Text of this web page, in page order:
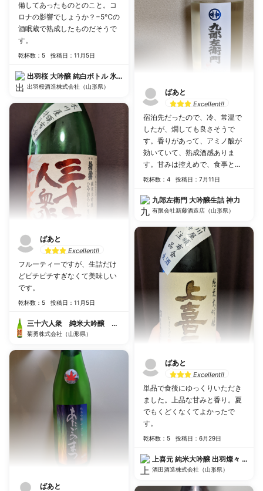
備してあったものとのこと。コ
ロナの影響でしょうか？−5℃の
酒眠蔵で熟成したものだそうで
す。
乾杯数：5 投稿日：11月5日
出羽桜 大吟醸 純白ボトル 氷温熟成 山田錦48
出羽桜酒造株式会社（山形県）
ばあと
Excellent!!
フルーティーですが、生詰だけ
どピチピチすぎなくて美味しい
です。
乾杯数：5 投稿日：11月5日
三十六人衆 純米大吟醸 ひやおろし
菊勇株式会社（山形県）
ばあと
ばあと
Excellent!!
宿泊先だったので、冷、常温で
したが、燗しても良さそうで
す。香りがあって、アミノ酸が
効いていて、熟成酒感ありま
す。甘みは控えめで、食事とも
合わせやすいと思います。
乾杯数：4 投稿日：7月11日
九郎左衛門 大吟醸生詰 神力
有限会社新藤酒造店（山形県）
ばあと
Excellent!!
単品で食後にゆっくりいただき
ました。上品な甘みと香り。夏
でもくどくなくてよかったで
す。
乾杯数：5 投稿日：6月29日
上喜元 純米大吟醸 出羽燦々 40本
酒田酒造株式会社（山形県）